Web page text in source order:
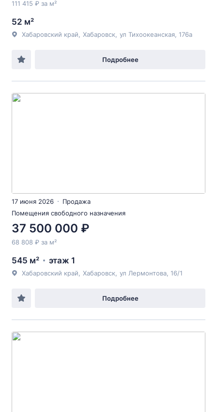
111 415 ₽ за м²
52 м²
Хабаровский край Хабаровск ул Тихоокеанская , 176а
Подробнее
17 июня 2026
Продажа
Помещения свободного назначения
37 500 000 ₽
68 808 ₽ за м²
545 м² этаж 1
Хабаровский край Хабаровск ул Лермонтова , 16/1
Подробнее